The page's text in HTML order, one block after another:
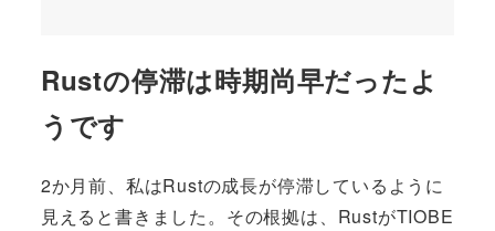
Rustの停滞は時期尚早だったよ
うです
2か月前、私はRustの成長が停滞しているように
見えると書きました。その根拠は、RustがTIOBE